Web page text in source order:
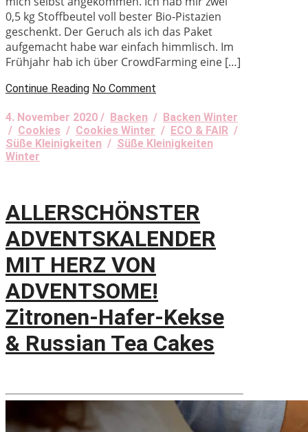
0,5 kg Stoffbeutel voll bester Bio-Pistazien
geschenkt. Der Geruch als ich das Paket
aufgemacht habe war einfach himmlisch. Im
Frühjahr hab ich über CrowdFarming eine […]
Continue Reading No Comment
4. November 2020 / Backen / Backen Winter
/ Cookies / Cookies Winter / ECO & FAIR /
Süße Kleinigkeiten / Süße Kleinigkeiten
Winter
ALLERSCHÖNSTER
ADVENTSKALENDER
MIT HERZ VON
ADVENTSOME!
Zitronen-Hafer-Kekse
& Russian Tea Cakes